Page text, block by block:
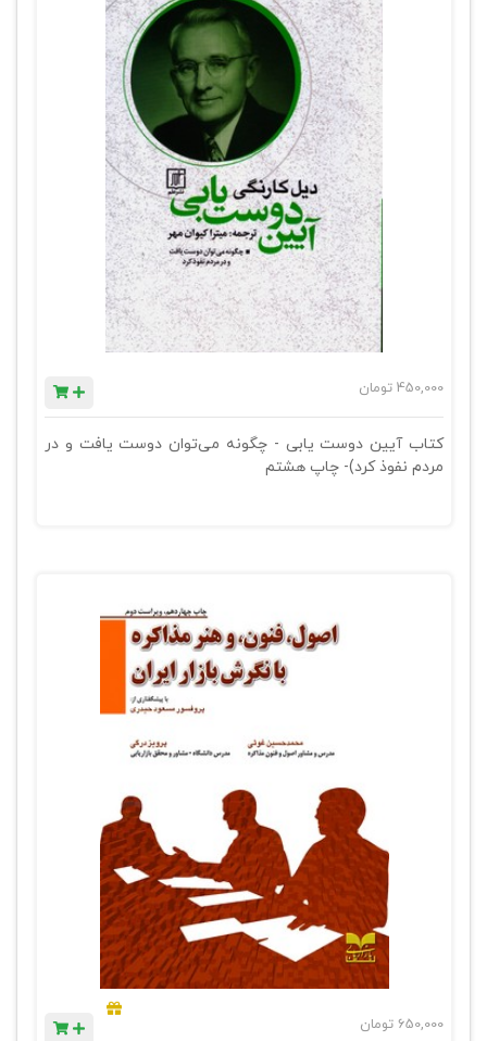
450,000 تومان
کتاب آیین دوست یابی - چگونه می‌توان دوست یافت و در
مردم نفوذ کرد)- چاپ هشتم
650,000 تومان